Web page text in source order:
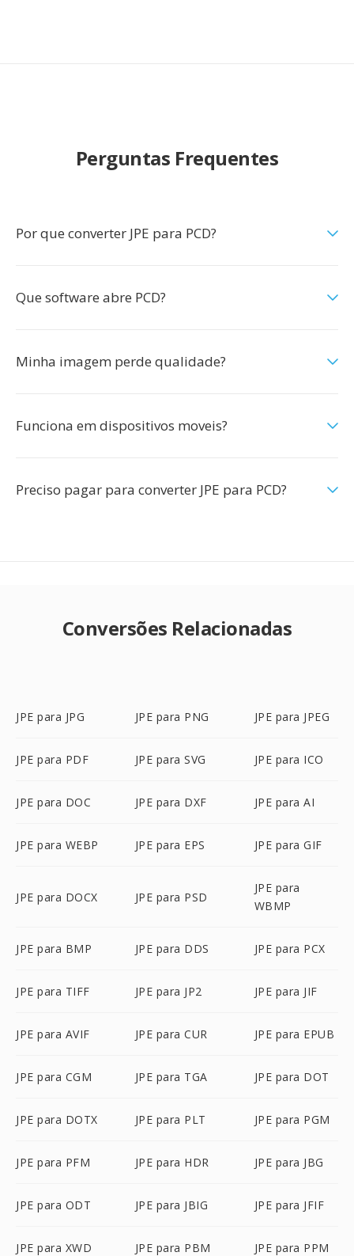
Perguntas Frequentes
Por que converter JPE para PCD?
Que software abre PCD?
Minha imagem perde qualidade?
Funciona em dispositivos moveis?
Preciso pagar para converter JPE para PCD?
Conversões Relacionadas
JPE para JPG JPE para PNG JPE para JPEG
JPE para PDF JPE para SVG JPE para ICO
JPE para DOC JPE para DXF JPE para AI
JPE para WEBP JPE para EPS JPE para GIF
JPE para DOCX JPE para PSD
JPE para
WBMP
JPE para BMP JPE para DDS JPE para PCX
JPE para TIFF JPE para JP2 JPE para JIF
JPE para AVIF JPE para CUR JPE para EPUB
JPE para CGM JPE para TGA JPE para DOT
JPE para DOTX JPE para PLT JPE para PGM
JPE para PFM JPE para HDR JPE para JBG
JPE para ODT JPE para JBIG JPE para JFIF
JPE para XWD JPE para PBM JPE para PPM